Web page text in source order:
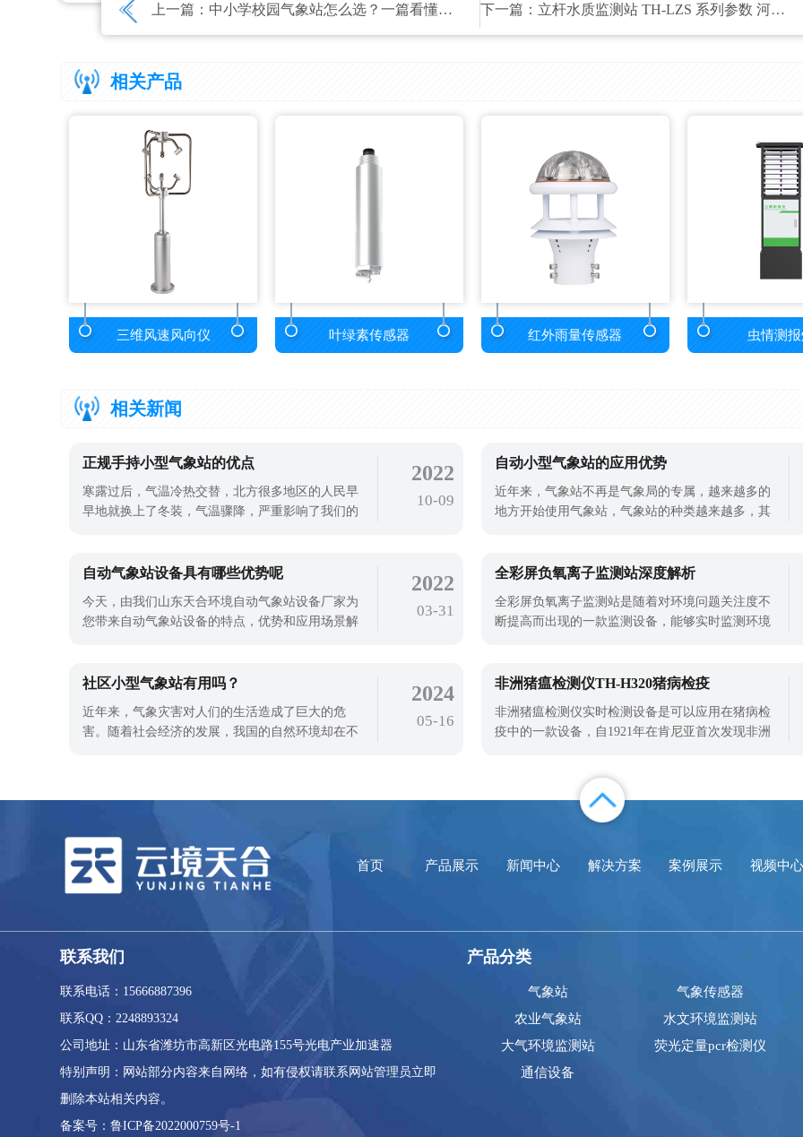
上一篇： 中小学校园气象站怎么选？一篇看懂配置 下一篇： 立杆水质监测站 TH-LZS 系列参数 河道监测安装部署方案
相关产品
三维风速风向仪 叶绿素传感器 红外雨量传感器 虫情测
相关新闻
正规手持小型气象站的优点
寒露过后，气温冷热交替，北方很多地区的人民早
早地就换上了冬装，气温骤降，严重影响了我们的
测就需要我们使用先进的设备仪器进行监测。正规
一款气象仪器。利用正规手持小型气象站
2022
10-09
自动小型气象站的应用优势
近年来，气象站不再是气象局的专属，越来越多的
地方开始使用气象站，气象站的种类越来越多，其
印象仍然是一种提醒人们服装和保暖的仪器和设
文、工业、环保、科研等环境监测等领域，应
自动气象站设备具有哪些优势呢
今天，由我们山东天合环境自动气象站设备厂家为
您带来自动气象站设备的特点，优势和应用场景解
2022
03-31
全彩屏负氧离子监测站深度解析
全彩屏负氧离子监测站是随着对环境问题关注度不
断提高而出现的一款监测设备，能够实时监测环境
输，为环境保护部门提供可靠的数据支持。全彩屏
用高集成模组化设计，标准化电器设计，可以
社区小型气象站有用吗？
近年来，气象灾害对人们的生活造成了巨大的危
害。随着社会经济的发展，我国的自然环境却在不
发生。社区小型气象站作为一种安装在社区内部的
气象监测设备，可以提高居民的气象意识和
2024
05-16
非洲猪瘟检测仪TH-H320猪病检疫
非洲猪瘟检测仪实时检测设备是可以应用在猪病检
疫中的一款设备，自1921年在肯尼亚首次发现非洲
检测仪进行实时检测。非洲猪瘟检测仪是一款实时
荧光定量pcr检测设备，采用先进的生物技术，具有
首页 产品展示 新闻中心 解决方案 案例展示 视频中
联系我们
联系电话：15666887396
联系QQ：2248893324
公司地址：山东省潍坊市高新区光电路155号光电产业加速器
特别声明：网站部分内容来自网络，如有侵权请联系网站管理员立即
删除本站相关内容。
备案号：鲁ICP备2022000759号-1
产品分类
气象站
气象传感器
农业气象站
水文环境监测站
大气环境监测站
荧光定量pcr检测仪
通信设备